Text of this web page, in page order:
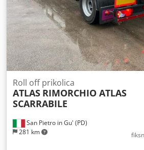
San Pietro in Gu' (PD)
281 km
Roll off prikolica
ATLAS RIMORCHIO ATLAS
SCARRABILE